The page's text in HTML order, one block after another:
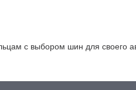
с выбором шин для своего